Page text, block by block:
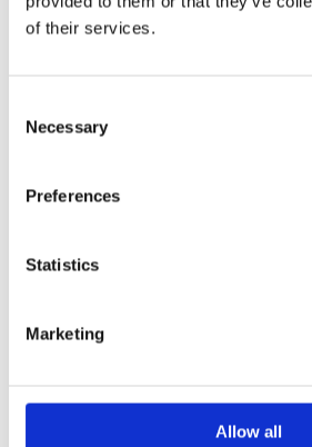
of their services.
Selection
Necessary
Preferences
Statistics
Marketing
Allow all
Podnieś swoje umiejętności
piekarskie w centrum